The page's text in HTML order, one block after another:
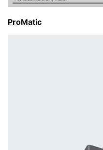
ProMatic